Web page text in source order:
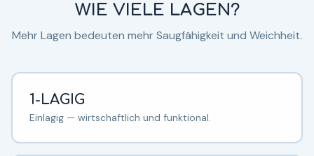
WIE VIELE LAGEN?
Mehr Lagen bedeuten mehr Saugfähigkeit und Weichheit.
1-LAGIG
Einlagig — wirtschaftlich und funktional.